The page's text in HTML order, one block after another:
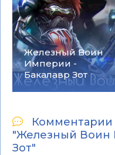
Железный Воин
Империи -
Бакалавр Зот
Комментарии
"Железный Воин
Зот"